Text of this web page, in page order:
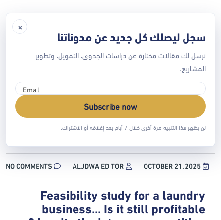
OCTOBER 21, 2025
ALJDWA EDITOR
NO COMMENTS
Feasibility study for a laundry
business... Is it still profitable
×
سجل ليصلك كل جديد عن مدوناتنا
نرسل لك مقالات مختارة عن دراسات الجدوى، التمويل، وتطوير
المشاريع.
Subscribe now
لن يظهر هذا التنبيه مرة أخرى خلال 7 أيام بعد إغلاقه أو الاشتراك.